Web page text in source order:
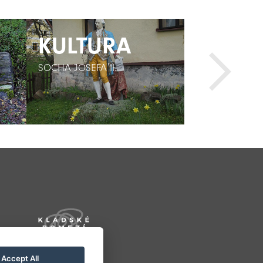
KULTURA
SOCHA JOSEFA II.
KULTURA
SOCHA JOSEFA II. TENISOVÝ
Accept All